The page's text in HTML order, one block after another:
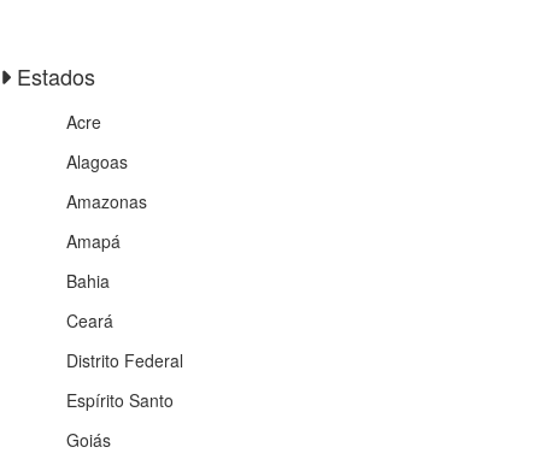
Estados
Acre
Alagoas
Amazonas
Amapá
Bahia
Ceará
Distrito Federal
Espírito Santo
Goiás